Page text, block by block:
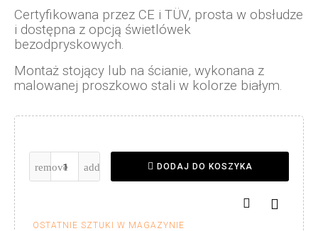
Certyfikowana przez CE i TÜV, prosta w obsłudze
i dostępna z opcją świetlówek
bezodpryskowych.
Montaż stojący lub na ścianie, wykonana z
malowanej proszkowo stali w kolorze białym.
DODAJ DO KOSZYKA

OSTATNIE SZTUKI W MAGAZYNIE